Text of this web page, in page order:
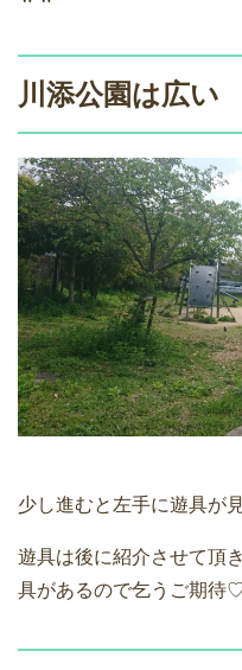
川添公園は広い
少し進むと左手に遊具が
遊具は後に紹介させて頂
具があるので乞うご期